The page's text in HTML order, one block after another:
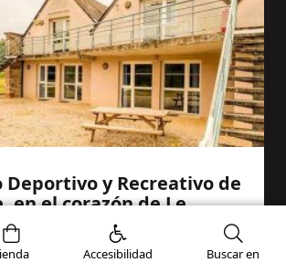
Deportivo y Recreativo de
en el corazón de Le
Accesibilidad Buscar en